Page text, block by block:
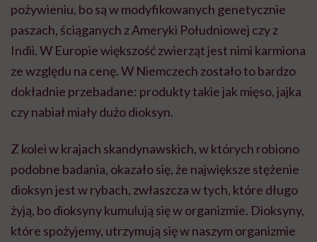
pożywieniu, bo są w modyfikowanych genetycznie
paszach, ściąganych z Ameryki Południowej czy z
Indii. W Europie większość zwierząt jest nimi karmiona
ze względu na cenę. W Niemczech zostało to bardzo
dokładnie przebadane: produkty takie jak mięso, jajka
czy nabiał miały dużo dioksyn.
Z kolei w krajach skandynawskich, w których robiono
podobne badania, okazało się, że największe stężenie
dioksyn jest w rybach, zwłaszcza w tych, które długo
żyją, bo dioksyny kumulują się w organizmie. Dioksyny,
które spożyjemy, utrzymują się w naszym organizmie